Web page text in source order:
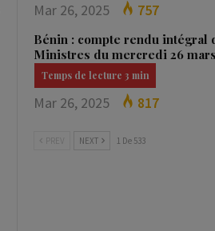
Mar 26, 2025 757
Bénin : compte rendu intégral
Ministres du mercredi 26
Mar 26, 2025 817
NEXT 1 De 533